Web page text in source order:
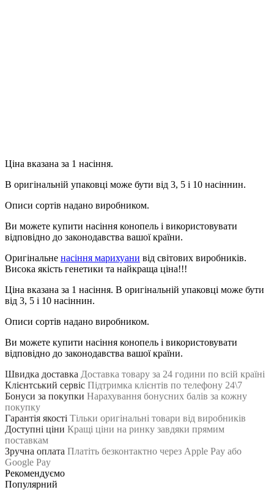
Ціна вказана за 1 насіння.
В оригінальній упаковці може бути від 3, 5 і 10 насіннин.
Описи сортів надано виробником.
Ви можете купити насіння конопель і використовувати
відповідно до законодавства вашої країни.
Оригінальне насіння марихуани від світових виробників.
Висока якість генетики та найкраща ціна!!!
Ціна вказана за 1 насіння. В оригінальній упаковці може бути
від 3, 5 і 10 насіннин.
Описи сортів надано виробником.
Ви можете купити насіння конопель і використовувати
відповідно до законодавства вашої країни.
Швидка доставка Доставка товару за 24 години по всій країні
Клієнтський сервіс Підтримка клієнтів по телефону 24\7
Бонуси за покупки Нарахування бонусних балів за кожну
покупку
Гарантія якості Тільки оригінальні товари від виробників
Доступні ціни Кращі ціни на ринку завдяки прямим
поставкам
Зручна оплата Платіть безконтактно через Apple Pay або
Google Pay
Рекомендуємо
Популярний